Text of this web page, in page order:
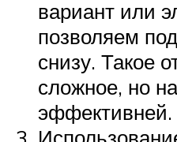
вариант или
позволяем
снизу. Такое
сложное, но
эффективней.